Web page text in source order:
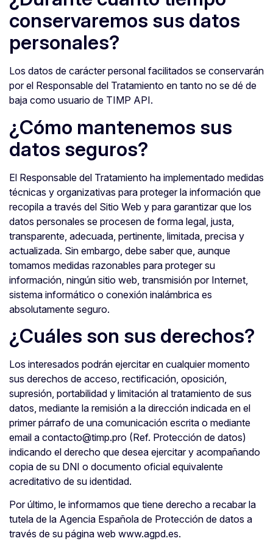
conservaremos sus datos
personales?
Los datos de carácter personal facilitados se conservarán
por el Responsable del Tratamiento en tanto no se dé de
baja como usuario de TIMP API.
¿Cómo mantenemos sus
datos seguros?
El Responsable del Tratamiento ha implementado medidas
técnicas y organizativas para proteger la información que
recopila a través del Sitio Web y para garantizar que los
datos personales se procesen de forma legal, justa,
transparente, adecuada, pertinente, limitada, precisa y
actualizada. Sin embargo, debe saber que, aunque
tomamos medidas razonables para proteger su
información, ningún sitio web, transmisión por Internet,
sistema informático o conexión inalámbrica es
absolutamente seguro.
¿Cuáles son sus derechos?
Los interesados podrán ejercitar en cualquier momento
sus derechos de acceso, rectificación, oposición,
supresión, portabilidad y limitación al tratamiento de sus
datos, mediante la remisión a la dirección indicada en el
primer párrafo de una comunicación escrita o mediante
email a contacto@timp.pro (Ref. Protección de datos)
indicando el derecho que desea ejercitar y acompañando
copia de su DNI o documento oficial equivalente
acreditativo de su identidad.
Por último, le informamos que tiene derecho a recabar la
tutela de la Agencia Española de Protección de datos a
través de su página web www.agpd.es.